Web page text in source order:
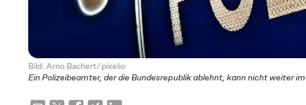
Bild: Arno Bachert ⁄pixelio
Ein Polizeibeamter, der die Bundesrepublik ablehnt, kann nicht weiter